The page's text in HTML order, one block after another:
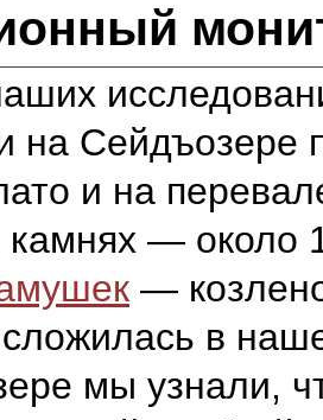
на Сейдъозере
и на
камнях — около
—
сложилась в
мы узнали,